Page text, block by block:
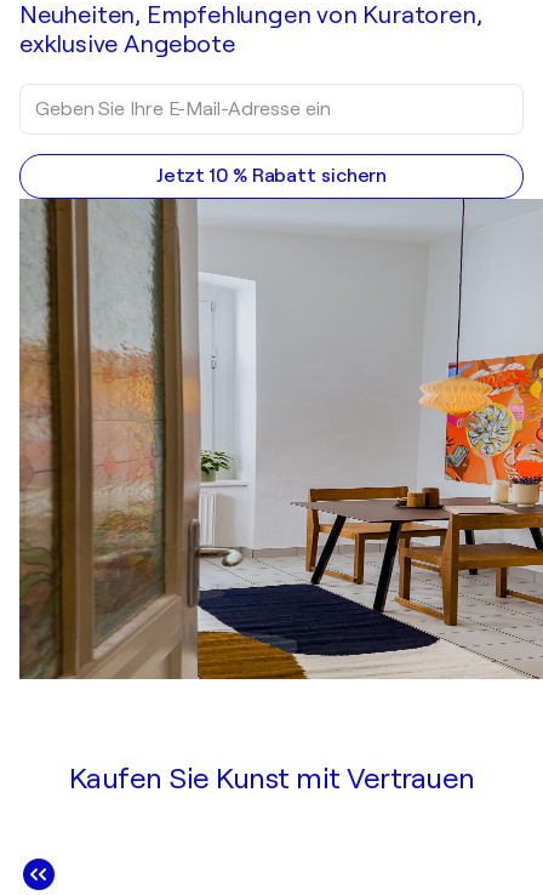
Neuheiten, Empfehlungen von Kuratoren,
exklusive Angebote
Jetzt 10 % Rabatt sichern
Kaufen Sie Kunst mit Vertrauen